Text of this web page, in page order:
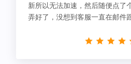
新所以无法加速，然后随便点了
弄好了，没想到客服一直在邮件